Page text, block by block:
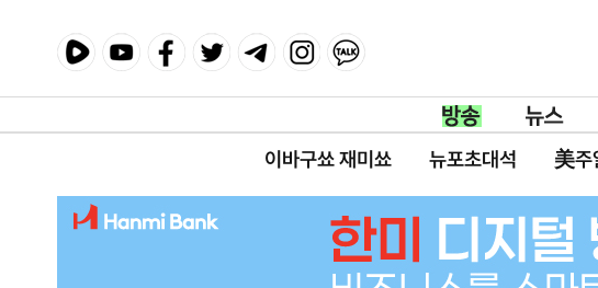
이바구쑈 재미쑈 뉴포초대석 美주